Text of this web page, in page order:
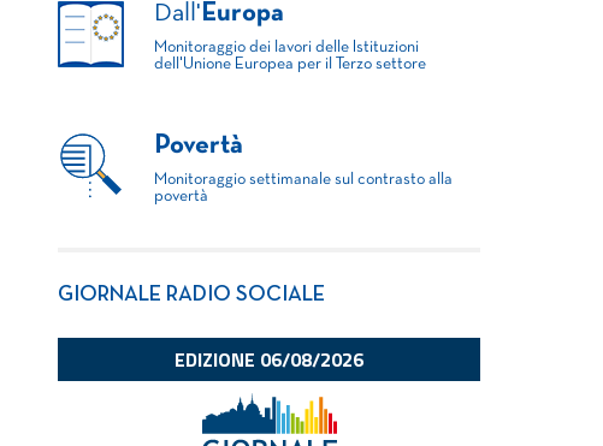
Dall' Europa
Monitoraggio dei lavori delle Istituzioni
dell'Unione Europea per il Terzo settore
Povertà
Monitoraggio settimanale sul contrasto alla
povertà
GIORNALE RADIO SOCIALE